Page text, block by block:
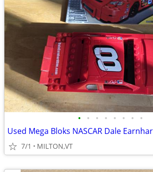
• • • • • • • •
7/1 MILTON,VT